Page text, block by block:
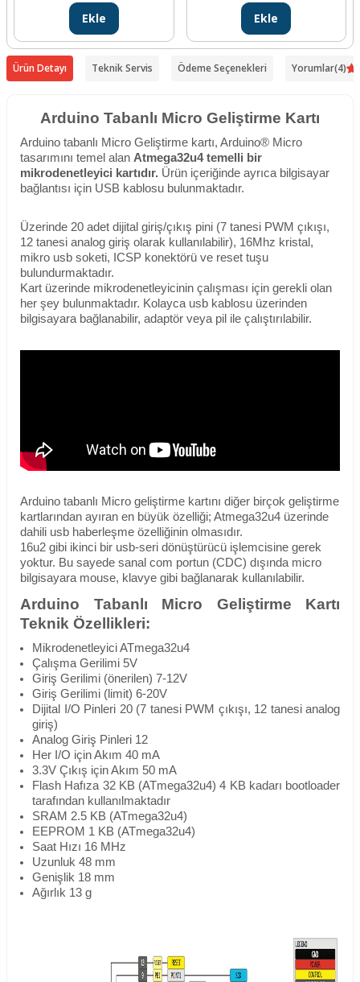
Ekle Ekle
Ürün Detayı Teknik Servis Ödeme Seçenekleri Yorumlar(4)
Arduino Tabanlı Micro Geliştirme Kartı
Arduino tabanlı Micro Geliştirme kartı, Arduino® Micro
tasarımını temel alan Atmega32u4 temelli bir
mikrodenetleyici kartıdır. Ürün içeriğinde ayrıca bilgisayar
bağlantısı için USB kablosu bulunmaktadır.
Üzerinde 20 adet dijital giriş/çıkış pini (7 tanesi PWM çıkışı,
12 tanesi analog giriş olarak kullanılabilir), 16Mhz kristal,
mikro usb soketi, ICSP konektörü ve reset tuşu
bulundurmaktadır.
Kart üzerinde mikrodenetleyicinin çalışması için gerekli olan
her şey bulunmaktadır. Kolayca usb kablosu üzerinden
bilgisayara bağlanabilir, adaptör veya pil ile çalıştırılabilir.
Arduino tabanlı Micro geliştirme kartını diğer birçok geliştirme
kartlarından ayıran en büyük özelliği; Atmega32u4 üzerinde
dahili usb haberleşme özelliğinin olmasıdır.
16u2 gibi ikinci bir usb-seri dönüştürücü işlemcisine gerek
yoktur. Bu sayede sanal com portun (CDC) dışında micro
bilgisayara mouse, klavye gibi bağlanarak kullanılabilir.
Arduino Tabanlı Micro Geliştirme Kartı
Teknik Özellikleri:
Mikrodenetleyici ATmega32u4
Çalışma Gerilimi 5V
Giriş Gerilimi (önerilen) 7-12V
Giriş Gerilimi (limit) 6-20V
Dijital I/O Pinleri 20 (7 tanesi PWM çıkışı, 12 tanesi analog
giriş)
Analog Giriş Pinleri 12
Her I/O için Akım 40 mA
3.3V Çıkış için Akım 50 mA
Flash Hafıza 32 KB (ATmega32u4) 4 KB kadarı bootloader
tarafından kullanılmaktadır
SRAM 2.5 KB (ATmega32u4)
EEPROM 1 KB (ATmega32u4)
Saat Hızı 16 MHz
Uzunluk 48 mm
Genişlik 18 mm
Ağırlık 13 g